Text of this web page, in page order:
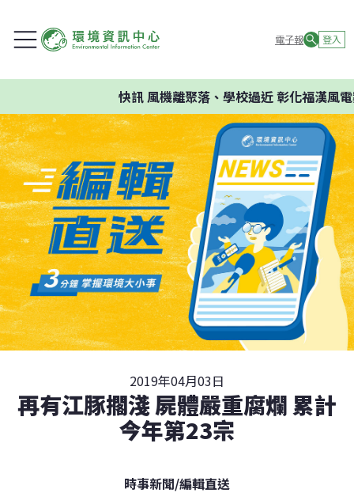
電子報 登入
快訊風機離聚落、學校過近 彰化福漢風電
2019年04月03日
再有江豚擱淺 屍體嚴重腐爛 累計
今年第23宗
時事新聞/編輯直送